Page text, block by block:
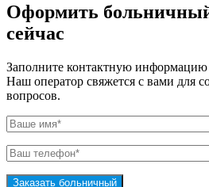
Оформить
сейчас
Заполните контактную
Наш оператор свяжется с вами для
вопросов.